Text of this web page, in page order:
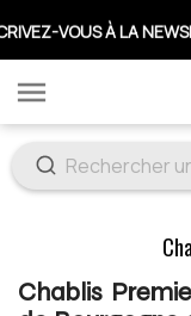
VOUS À LA

Chablis